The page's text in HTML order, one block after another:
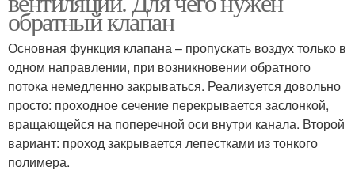
обратный клапан
Основная функция клапана – пропускать воздух только в
одном направлении, при возникновении обратного
потока немедленно закрываться. Реализуется довольно
просто: проходное сечение перекрывается заслонкой,
вращающейся на поперечной оси внутри канала. Второй
вариант: проход закрывается лепестками из тонкого
полимера.